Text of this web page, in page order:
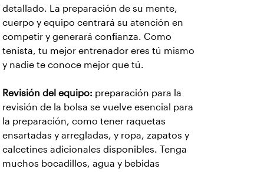
detallado. La preparación de su mente,
cuerpo y equipo centrará su atención en
competir y generará confianza. Como
tenista, tu mejor entrenador eres tú mismo
y nadie te conoce mejor que tú.
Revisión del equipo: preparación para la
revisión de la bolsa se vuelve esencial para
la preparación, como tener raquetas
ensartadas y arregladas, y ropa, zapatos y
calcetines adicionales disponibles. Tenga
muchos bocadillos, agua y bebidas